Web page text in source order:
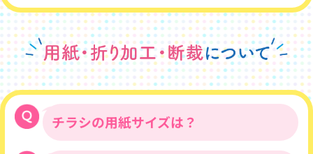
・茨城県・栃木県・群馬県・新潟県
・福岡県・佐賀県・長崎県・熊本県・
大分県
・岡山県・広島県・山口県・鳥取県・
島根県
・香川県・徳島県・愛媛県・高知県
※金曜日印刷で土日を挟む場合は納品
日にプラス１日が必要となります。
ださい。
折込をご依頼される折込業者様に『納品先
の情報（名称・ご担当者・住所・電話番
号）』と『納品日（搬入期限）』をご確認
いただき、当社にお知らせください。ご指
定の日・場所にチラシを納品させていただ
きます。
※土曜の納品をご希望の場合は、搬入先が
土曜の受け取りが可能かどうか、事前にご
確認をお願いいたします。
チラシの用紙サイズは？